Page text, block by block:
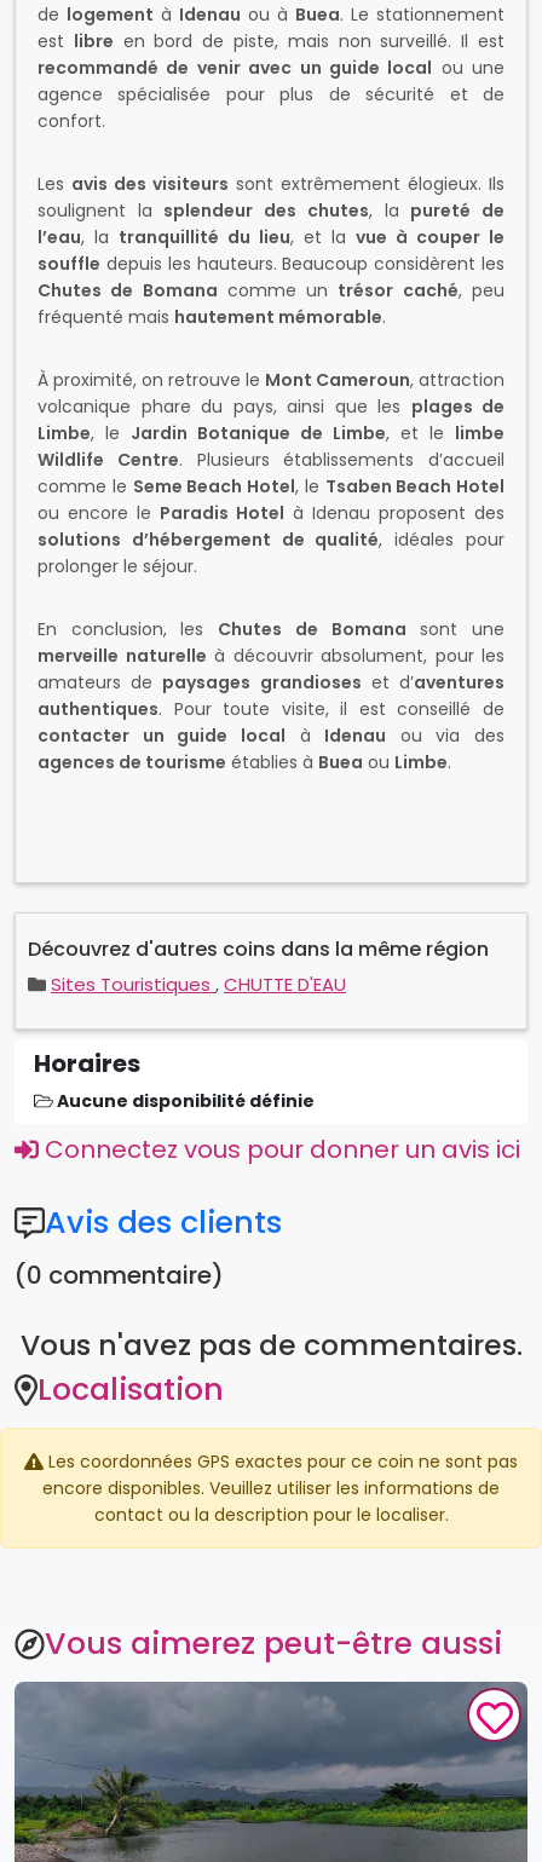
de logement à Idenau ou à Buea. Le stationnement
est libre en bord de piste, mais non surveillé. Il est
recommandé de venir avec un guide local ou une
agence spécialisée pour plus de sécurité et de
confort.
Les avis des visiteurs sont extrêmement élogieux. Ils
soulignent la splendeur des chutes, la pureté de
l’eau, la tranquillité du lieu, et la vue à couper le
souffle depuis les hauteurs. Beaucoup considèrent les
Chutes de Bomana comme un trésor caché, peu
fréquenté mais hautement mémorable.
À proximité, on retrouve le Mont Cameroun, attraction
volcanique phare du pays, ainsi que les plages de
Limbe, le Jardin Botanique de Limbe, et le limbe
Wildlife Centre. Plusieurs établissements d’accueil
comme le Seme Beach Hotel, le Tsaben Beach Hotel
ou encore le Paradis Hotel à Idenau proposent des
solutions d’hébergement de qualité, idéales pour
prolonger le séjour.
En conclusion, les Chutes de Bomana sont une
merveille naturelle à découvrir absolument, pour les
amateurs de paysages grandioses et d’aventures
authentiques. Pour toute visite, il est conseillé de
contacter un guide local à Idenau ou via des
agences de tourisme établies à Buea ou Limbe.
Découvrez d'autres coins dans la même région
Sites Touristiques ,CHUTTE D'EAU
Horaires
Aucune disponibilité définie
Connectez vous pour donner un avis ici
Avis des clients
(0 commentaire)
Vous n'avez pas de commentaires.
Localisation
Les coordonnées GPS exactes pour ce coin ne sont pas
encore disponibles. Veuillez utiliser les informations de
contact ou la description pour le localiser.
Vous aimerez peut-être aussi